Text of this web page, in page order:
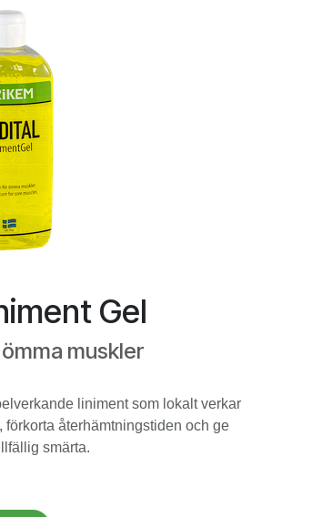
Gel
muskler
liniment som lokalt verkar
återhämtningstiden och ge
smärta.